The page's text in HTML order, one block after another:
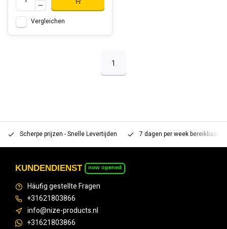
Vergleichen
1
Scherpe prijzen - Snelle Levertijden 7 dagen per week bereikbaar
KUNDENDIENST now opened
Häufig gestellte Fragen
+31621803866
info@nize-products.nl
+31621803866